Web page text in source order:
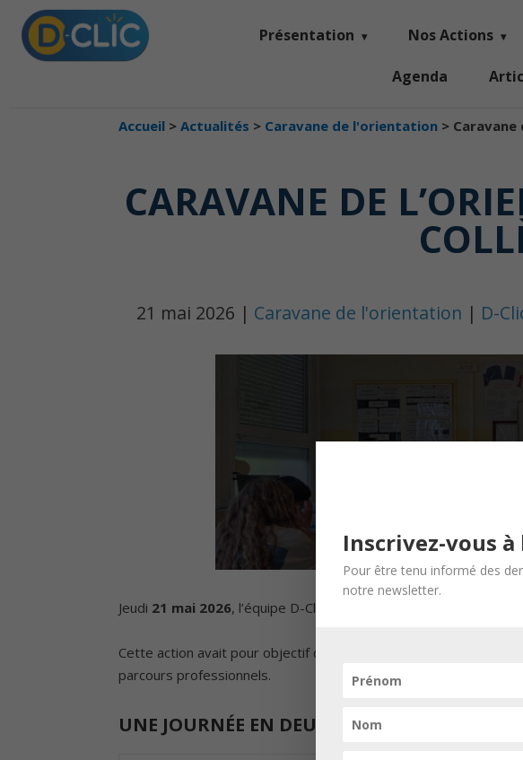
Présentation Nos Actions
Agenda
Accueil > Actualités > Caravane de l'orientation >
CARAVANE DE
21 mai 2026 | Caravane de l'orientation | D-
Jeudi 21 mai 2026, l’équipe D-Clic est intervenue au
Cette action avait pour objectif d’aider les élèves à mieux
parcours professionnels.
UNE JOURNÉE EN DEUX TEMPS
Inscrivez-vous
Pour être tenu informé des
notre newsletter.